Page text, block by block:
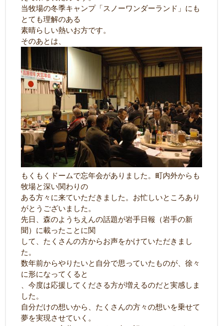
当牧場の冬季キャンプ「スノーワンダーランド」にも
とても理解のある
素晴らしい熱いお方です。
そのあとは、
もくもくドームで忘年会がありました。町内外からも
牧場と深い関わりの
ある方々に来ていただきました。お忙しいところあり
がとうございました。
先日、森のようちえんの話題が岩手日報（岩手の新
聞）に載ったことに関
して、たくさんの方からお声をかけていただきまし
た。
数年前からやりたいと自分で思っていたものが、徐々
に形になってくると
、今度は応援してくださる方が増えるのだと実感しま
した。
自分だけの想いから、たくさんの方々の想いを乗せて
夢を実現させていく。